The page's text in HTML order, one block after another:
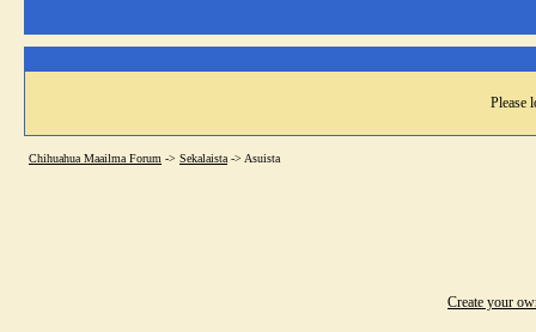
Please
Chihuahua Maailma Forum -> Sekalaista -> Asuista
Create your